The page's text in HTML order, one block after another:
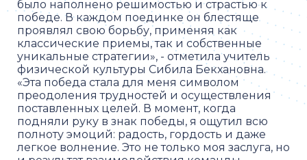
было наполнено решимостью и страстью к
победе. В каждом поединке он блестяще
проявлял свою борьбу, применяя как
классические приемы, так и собственные
уникальные стратегии», - отметила учитель
физической культуры Сибила Бекхановна.
«Эта победа стала для меня символом
преодоления трудностей и осуществления
поставленных целей. В момент, когда
подняли руку в знак победы, я ощутил всю
полноту эмоций: радость, гордость и даже
легкое волнение. Это не только моя заслуга, но